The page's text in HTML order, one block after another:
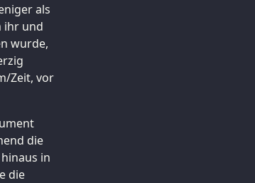
als
ihr und
wurde,
Zeit, vor
die
in
die